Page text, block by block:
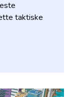
taktiske